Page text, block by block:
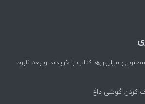
میلیون‌ها کتاب را خریدند و بعد نابود
کردن گوشی داغ